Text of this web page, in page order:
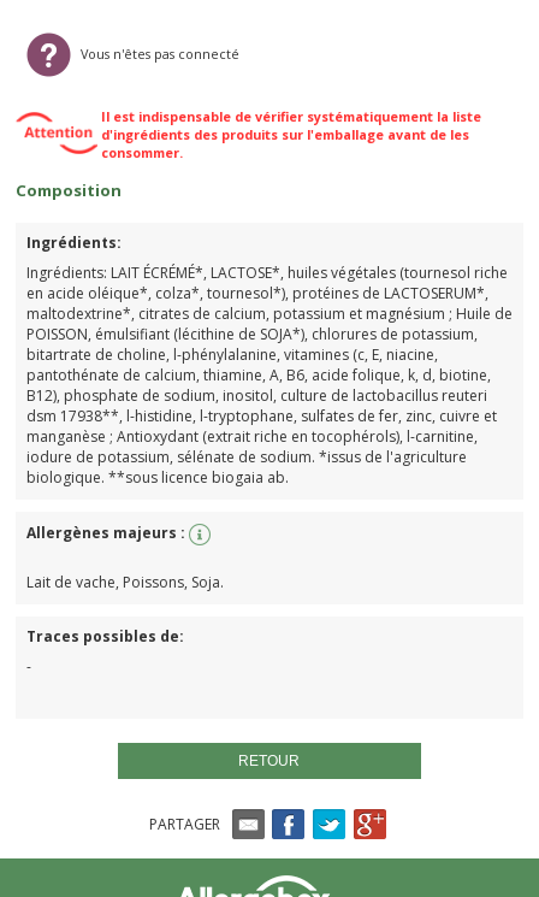
Vous n'êtes pas connecté
Il est indispensable de vérifier systématiquement la liste
d'ingrédients des produits sur l'emballage avant de les
consommer.
Composition
Ingrédients:
Ingrédients: LAIT ÉCRÉMÉ*, LACTOSE*, huiles végétales (tournesol riche
en acide oléique*, colza*, tournesol*), protéines de LACTOSERUM*,
maltodextrine*, citrates de calcium, potassium et magnésium ; Huile de
POISSON, émulsifiant (lécithine de SOJA*), chlorures de potassium,
bitartrate de choline, l-phénylalanine, vitamines (c, E, niacine,
pantothénate de calcium, thiamine, A, B6, acide folique, k, d, biotine,
B12), phosphate de sodium, inositol, culture de lactobacillus reuteri
dsm 17938**, l-histidine, l-tryptophane, sulfates de fer, zinc, cuivre et
manganèse ; Antioxydant (extrait riche en tocophérols), l-carnitine,
iodure de potassium, sélénate de sodium. *issus de l'agriculture
biologique. **sous licence biogaia ab.
Allergènes majeurs :
Lait de vache, Poissons, Soja.
Traces possibles de:
-
RETOUR
PARTAGER